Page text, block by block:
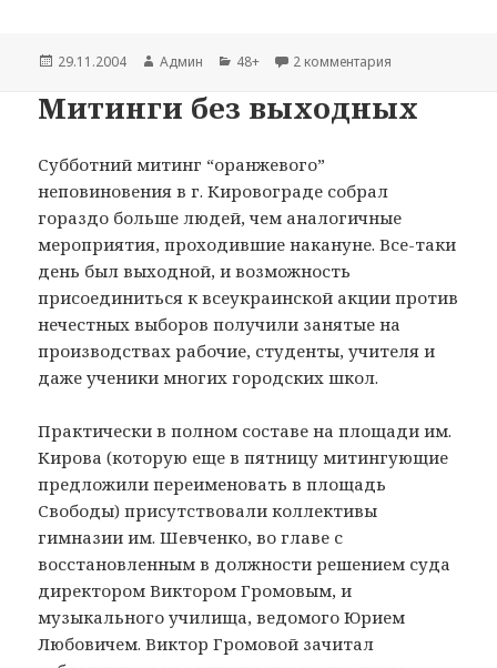
Опубликовано
29.11.2004 Автор
Админ Рубрики
48+ 2 комментария
Митинги без выходных
Субботний митинг “оранжевого”
неповиновения в г. Кировограде собрал
гораздо больше людей, чем аналогичные
мероприятия, проходившие накануне. Все-таки
день был выходной, и возможность
присоединиться к всеукраинской акции против
нечестных выборов получили занятые на
производствах рабочие, студенты, учителя и
даже ученики многих городских школ.
Практически в полном составе на площади им.
Кирова (которую еще в пятницу митингующие
предложили переименовать в площадь
Свободы) присутствовали коллективы
гимназии им. Шевченко, во главе с
восстановленным в должности решением суда
директором Виктором Громовым, и
музыкального училища, ведомого Юрием
Любовичем. Виктор Громовой зачитал